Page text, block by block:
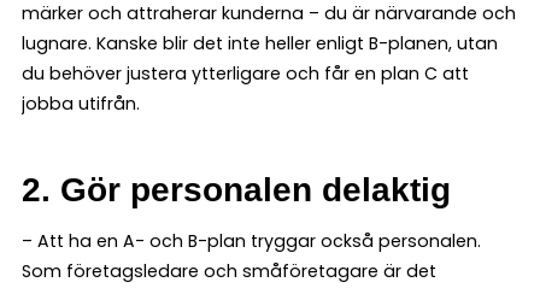
märker och attraherar kunderna – du är närvarande och
lugnare. Kanske blir det inte heller enligt B-planen, utan
du behöver justera ytterligare och får en plan C att
jobba utifrån.
2. Gör personalen delaktig
– Att ha en A- och B-plan tryggar också personalen.
Som företagsledare och småföretagare är det